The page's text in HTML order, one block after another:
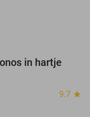
42%
in hartje
9.7 star